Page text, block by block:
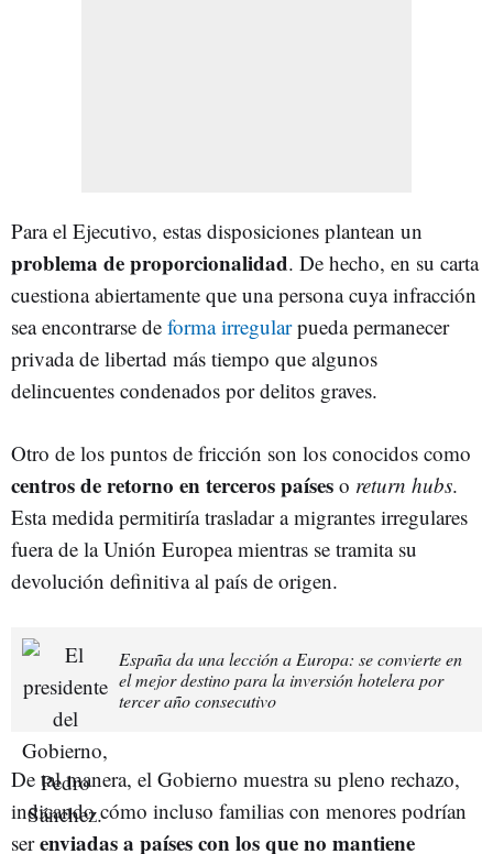
Para el Ejecutivo, estas disposiciones plantean un
problema de proporcionalidad. De hecho, en su carta
cuestiona abiertamente que una persona cuya infracción
sea encontrarse de forma irregularpueda permanecer
privada de libertad más tiempo que algunos
delincuentes condenados por delitos graves.
Otro de los puntos de fricción son los conocidos como
centros de retorno en terceros países o return hubs.
Esta medida permitiría trasladar a migrantes irregulares
fuera de la Unión Europea mientras se tramita su
devolución definitiva al país de origen.
España da una lección a Europa: se convierte en
el mejor destino para la inversión hotelera por
tercer año consecutivo
De tal manera, el Gobierno muestra su pleno rechazo,
indicando cómo incluso familias con menores podrían
serenviadas a países con los que no mantiene